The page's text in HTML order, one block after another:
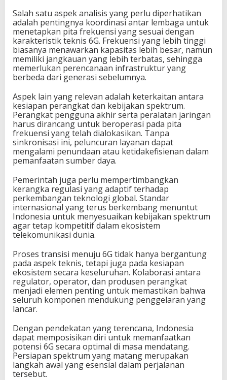
d
o
n
e
s
i
a
Salah satu aspek analisis yang perlu diperhatikan
adalah pentingnya koordinasi antar lembaga untuk
menetapkan pita frekuensi yang sesuai dengan
karakteristik teknis 6G. Frekuensi yang lebih tinggi
biasanya menawarkan kapasitas lebih besar, namun
memiliki jangkauan yang lebih terbatas, sehingga
memerlukan perencanaan infrastruktur yang
berbeda dari generasi sebelumnya.
Aspek lain yang relevan adalah keterkaitan antara
kesiapan perangkat dan kebijakan spektrum.
Perangkat pengguna akhir serta peralatan jaringan
harus dirancang untuk beroperasi pada pita
frekuensi yang telah dialokasikan. Tanpa
sinkronisasi ini, peluncuran layanan dapat
mengalami penundaan atau ketidakefisienan dalam
pemanfaatan sumber daya.
Pemerintah juga perlu mempertimbangkan
kerangka regulasi yang adaptif terhadap
perkembangan teknologi global. Standar
internasional yang terus berkembang menuntut
Indonesia untuk menyesuaikan kebijakan spektrum
agar tetap kompetitif dalam ekosistem
telekomunikasi dunia.
Proses transisi menuju 6G tidak hanya bergantung
pada aspek teknis, tetapi juga pada kesiapan
ekosistem secara keseluruhan. Kolaborasi antara
regulator, operator, dan produsen perangkat
menjadi elemen penting untuk memastikan bahwa
seluruh komponen mendukung penggelaran yang
lancar.
Dengan pendekatan yang terencana, Indonesia
dapat memposisikan diri untuk memanfaatkan
potensi 6G secara optimal di masa mendatang.
Persiapan spektrum yang matang merupakan
langkah awal yang esensial dalam perjalanan
tersebut.